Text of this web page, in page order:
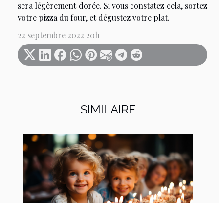
SIMILAIRE
sera légèrement dorée. Si vous constatez cela, sortez
votre pizza du four, et dégustez votre plat.
22 septembre 2022 20h